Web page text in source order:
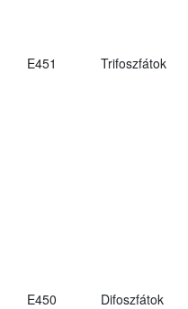
E451 Trifoszfátok
E450 Difoszfátok